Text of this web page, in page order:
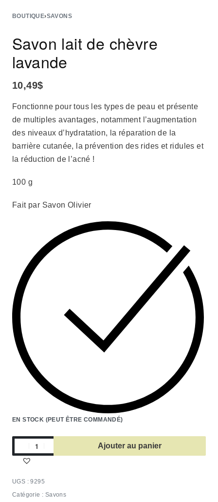
BOUTIQUE›SAVONS
Savon lait de chèvre
lavande
10,49$
Fonctionne pour tous les types de peau et présente
de multiples avantages, notamment l’augmentation
des niveaux d’hydratation, la réparation de la
barrière cutanée, la prévention des rides et ridules et
la réduction de l’acné !
100 g
Fait par Savon Olivier
EN STOCK (PEUT ÊTRE COMMANDÉ)
Ajouter au panier
9295
Catégorie : Savons